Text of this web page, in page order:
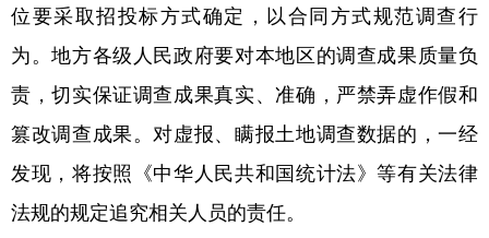
位要采取招投标方式确定，以合同方式规范调查行
为。地方各级人民政府要对本地区的调查成果质量负
责，切实保证调查成果真实、准确，严禁弄虚作假和
篡改调查成果。对虚报、瞒报土地调查数据的，一经
发现，将按照《中华人民共和国统计法》等有关法律
法规的规定追究相关人员的责任。